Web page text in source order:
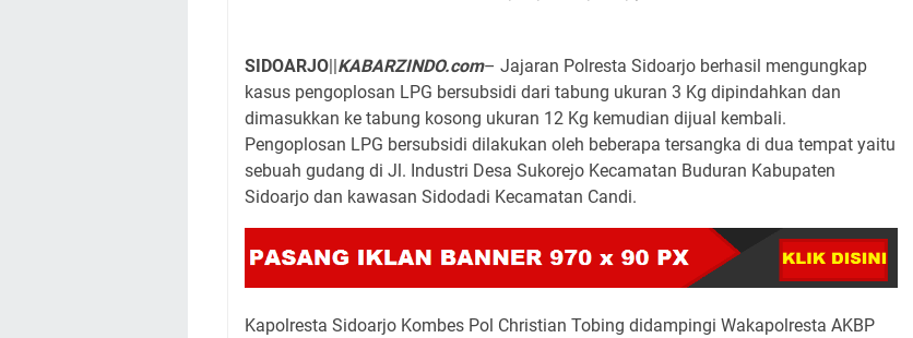
SIDOARJO||KABARZINDO.com– Jajaran Polresta Sidoarjo berhasil mengungkap
kasus pengoplosan LPG bersubsidi dari tabung ukuran 3 Kg dipindahkan dan
dimasukkan ke tabung kosong ukuran 12 Kg kemudian dijual kembali.
Pengoplosan LPG bersubsidi dilakukan oleh beberapa tersangka di dua tempat yaitu
sebuah gudang di Jl. Industri Desa Sukorejo Kecamatan Buduran Kabupaten
Sidoarjo dan kawasan Sidodadi Kecamatan Candi.
Kapolresta Sidoarjo Kombes Pol Christian Tobing didampingi Wakapolresta AKBP